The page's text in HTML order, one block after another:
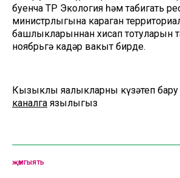
буенча ТР Экология һәм табигать
министрлыгына караган
башлыкларыннан хисап тотуларын
ноябрьгә кадәр вакыт бирде.
Кызыклы яңалыкларны күзәтеп бару
каналга язылыгыз
җәмгыять